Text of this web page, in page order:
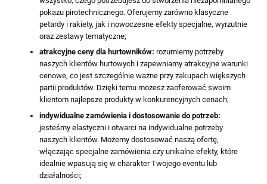
pokazu pirotechnicznego. Oferujemy zarówno klasyczne
petardy i rakiety, jak i nowoczesne efekty specjalne, wyrzutnie
oraz zestawy tematyczne;
atrakcyjne ceny dla hurtowników: rozumiemy potrzeby
naszych klientów hurtowych i zapewniamy atrakcyjne warunki
cenowe, co jest szczególnie ważne przy zakupach większych
partii produktów. Dzięki temu możesz zaoferować swoim
klientom najlepsze produkty w konkurencyjnych cenach;
indywidualne zamówienia i dostosowanie do potrzeb:
jesteśmy elastyczni i otwarci na indywidualne potrzeby
naszych klientów. Możemy dostosować naszą ofertę,
włączając specjalne zamówienia czy unikalne efekty, które
idealnie wpasują się w charakter Twojego eventu lub
działalności;